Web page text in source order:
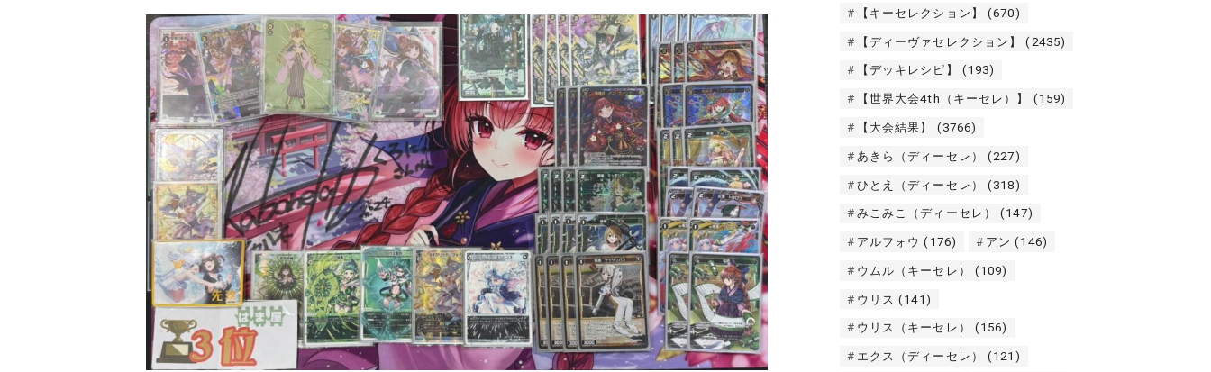
【キーセレクション】 (670)
【ディーヴァセレクション】 (2435)
【デッキレシピ】 (193)
【世界大会4th（キーセレ）】 (159)
【大会結果】 (3766)
あきら（ディーセレ） (227)
ひとえ（ディーセレ） (318)
みこみこ（ディーセレ） (147)
アルフォウ (176) アン (146)
ウムル（キーセレ） (109)
ウリス (141)
ウリス（キーセレ） (156)
エクス（ディーセレ） (121)